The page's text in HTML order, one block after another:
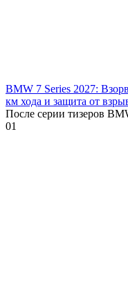
BMW 7 Series 2027:
км хода и защита от
После серии тизеров
01